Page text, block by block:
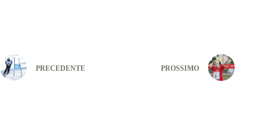
PRECEDENTE PROSSIMO